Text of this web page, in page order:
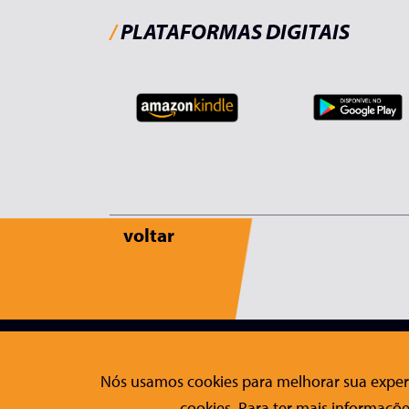
/PLATAFORMAS DIGITAIS
voltar
Sobre a Conrad
Publicações
Contato
Nós usamos cookies para melhorar sua